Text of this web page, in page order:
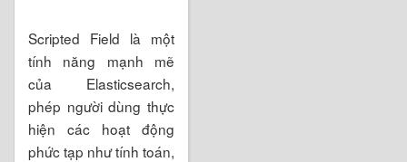
Scripted Field là một
tính năng mạnh mẽ
của Elasticsearch,
phép người dùng thực
hiện các hoạt động
phức tạp như tính toán,